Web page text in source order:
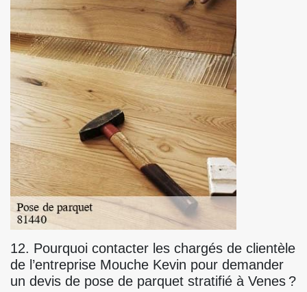
12. Pourquoi contacter les chargés de clientèle
de l’entreprise Mouche Kevin pour demander
un devis de pose de parquet stratifié à Venes ?